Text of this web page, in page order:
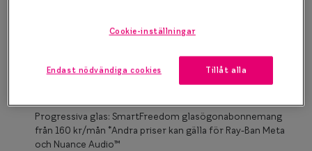
Trender
Boka synundersökning
Enkelslipade glas: SmartFreedom glasögonabonnemang
Progressiva glas: SmartFreedom glasögonabonnemang
från 160 kr/mån *Andra priser kan gälla för Ray-Ban Meta
och Nuance Audio™
Cookie-inställningar
Endast nödvändiga cookies Tillåt alla